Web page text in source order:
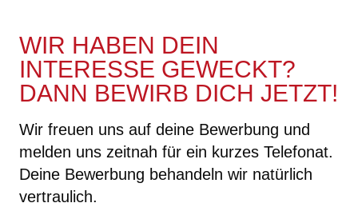
WIR HABEN DEIN
INTERESSE GEWECKT?
DANN BEWIRB DICH JETZT!
Wir freuen uns auf deine Bewerbung und
melden uns zeitnah für ein kurzes Telefonat.
Deine Bewerbung behandeln wir natürlich
vertraulich.